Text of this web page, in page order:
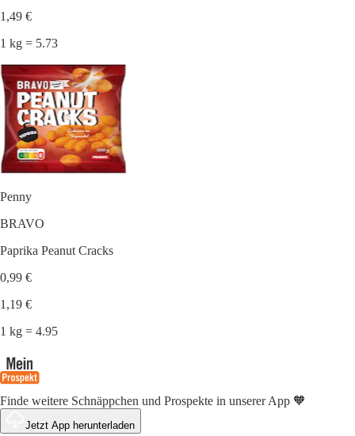
1,49 €
1 kg = 5.73
Penny
BRAVO
Paprika Peanut Cracks
0,99 €
1,19 €
1 kg = 4.95
Finde weitere Schnäppchen und Prospekte in unserer App 🧡
Jetzt App herunterladen